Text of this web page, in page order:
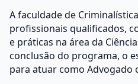
A faculdade de
profissionais qualificados,
e práticas na área da
conclusão do programa, o
para atuar como Advogado